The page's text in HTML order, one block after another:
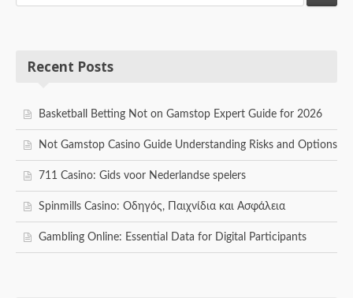
Recent Posts
Basketball Betting Not on Gamstop Expert Guide for 2026
Not Gamstop Casino Guide Understanding Risks and Options
711 Casino: Gids voor Nederlandse spelers
Spinmills Casino: Οδηγός, Παιχνίδια και Ασφάλεια
Gambling Online: Essential Data for Digital Participants